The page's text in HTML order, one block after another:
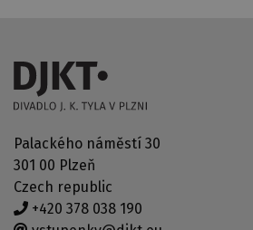
Palackého náměstí 30
301 00 Plzeň
Czech republic
+420 378 038 190